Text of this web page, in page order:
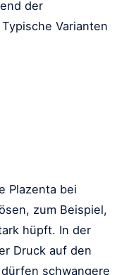
der
Varianten
Plazenta bei
zum Beispiel,
hüpft. In der
Druck auf den
schwangere